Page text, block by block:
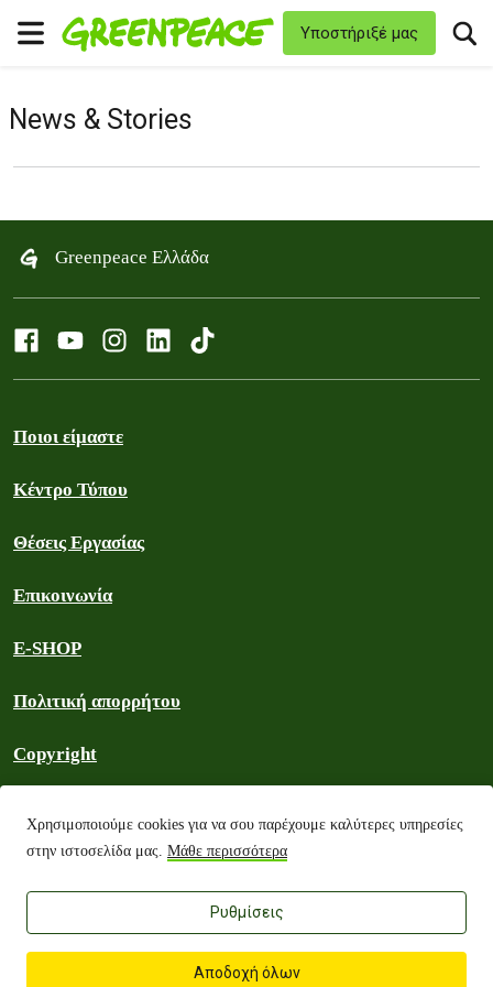
Χρησιμοποιούμε cookies για να σου παρέχουμε καλύτερες υπηρεσίες
στην ιστοσελίδα μας. Μάθε περισσότερα
Ρυθμίσεις
Αποδοχή όλων
Υποστήριξέ μας
News & Stories
Filter posts
Filtered results
Greenpeace Ελλάδα
Ποιοι είμαστε
Κέντρο Τύπου
Θέσεις Εργασίας
Επικοινωνία
E-SHOP
Πολιτική απορρήτου
Copyright
Αρχείο
, the copy of the website is licensed under a